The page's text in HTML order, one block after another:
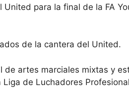
para la final de la FA
de la cantera del United.
de artes marciales mixtas y
de Luchadores